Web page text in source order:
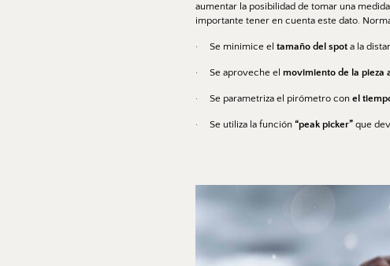
aumentar la posibilidad de tomar una
importante tener en cuenta este dato.
·     Se minimice el tamaño del spot a la
·     Se aproveche el movimiento de la pieza
·     Se parametriza el pirómetro con el
·     Se utiliza la función “peak picker” que